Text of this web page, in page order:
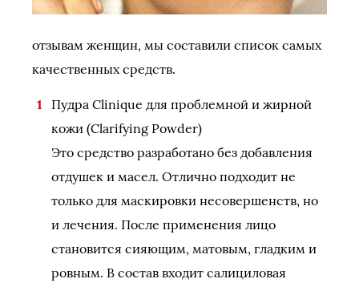
отзывам женщин, мы составили список самых
качественных средств.
Пудра Clinique для проблемной и жирной
кожи (Clarifying Powder)
Это средство разработано без добавления
отдушек и масел. Отлично подходит не
только для маскировки несовершенств, но
и лечения. После применения лицо
становится сияющим, матовым, гладким и
ровным. В состав входит салициловая